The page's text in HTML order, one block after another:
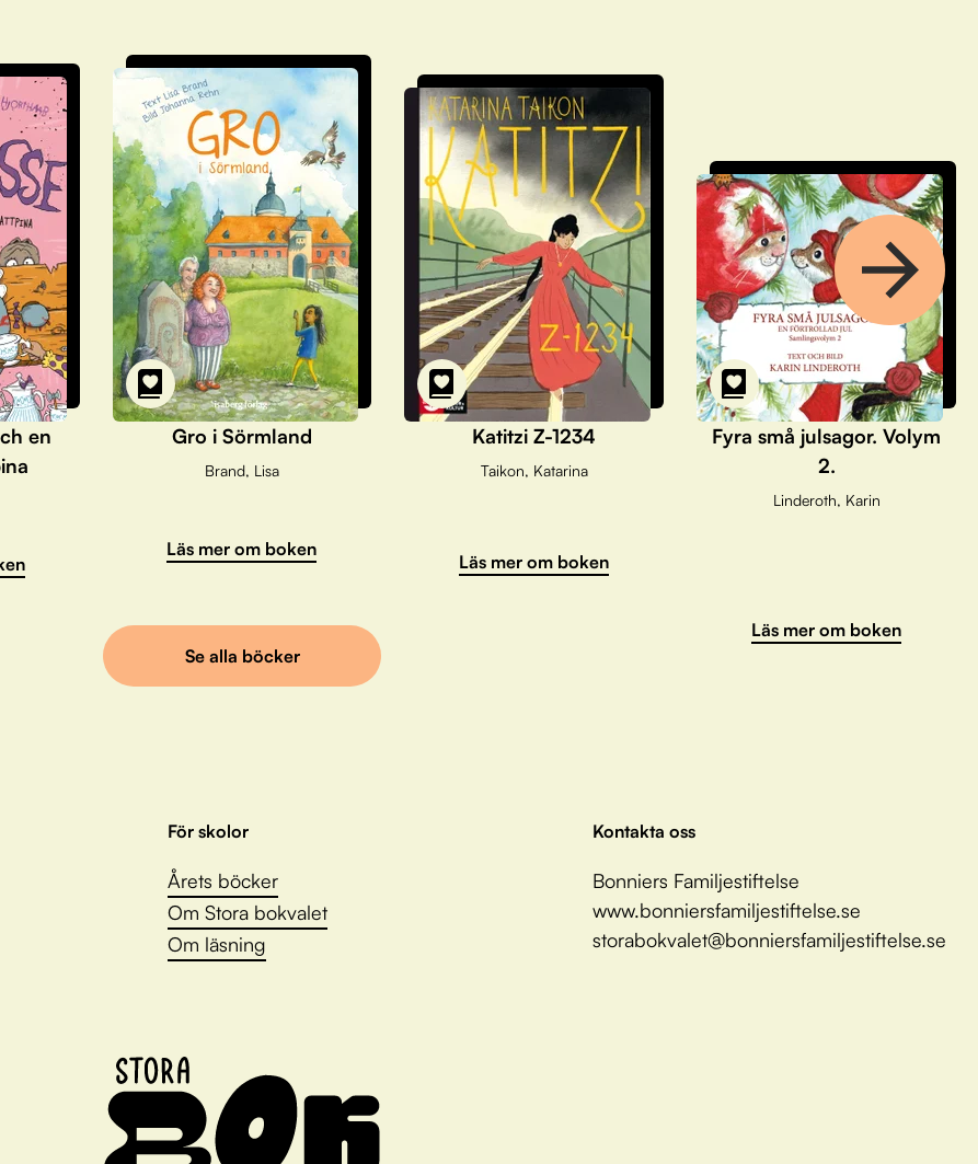
en
Gro i Sörmland
Brand, Lisa
Läs mer om boken
Katitzi Z-1234
Taikon, Katarina
Läs mer om boken
Fyra små julsagor. Volym
2.
Linderoth, Karin
Läs mer om boken
Se alla böcker
För skolor
Årets böcker
Om Stora bokvalet
Om läsning
Kontakta oss
Bonniers Familjestiftelse
www.bonniersfamiljestiftelse.se
storabokvalet@bonniersfamiljestiftelse.se